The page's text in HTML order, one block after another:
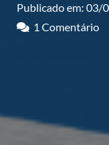
Publicado em: 03/
1Comentário